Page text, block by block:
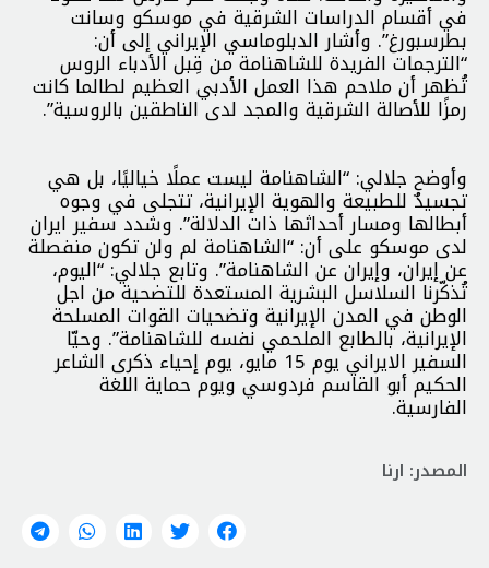
في أقسام الدراسات الشرقية في موسكو وسانت
بطرسبورغ”. وأشار الدبلوماسي الإيراني إلى أن:
“الترجمات الفريدة للشاهنامة من قِبل الأدباء الروس
تُظهر أن ملاحم هذا العمل الأدبي العظيم لطالما كانت
رمزًا للأصالة الشرقية والمجد لدى الناطقين بالروسية”.
وأوضح جلالي: “الشاهنامة ليست عملًا خياليًا، بل هي
تجسيدٌ للطبيعة والهوية الإيرانية، تتجلى في وجوه
أبطالها ومسار أحداثها ذات الدلالة”. وشدد سفير ايران
لدى موسكو على أن: “الشاهنامة لم ولن تكون منفصلة
عن إيران، وإيران عن الشاهنامة”. وتابع جلالي: “اليوم،
تُذكّرنا السلاسل البشرية المستعدة للتضحية من اجل
الوطن في المدن الإيرانية وتضحيات القوات المسلحة
الإيرانية، بالطابع الملحمي نفسه للشاهنامة”. وحيّا
السفير الايراني يوم 15 مايو، يوم إحياء ذكرى الشاعر
الحكيم أبو القاسم فردوسي ويوم حماية اللغة
الفارسية.
المصدر: ارنا